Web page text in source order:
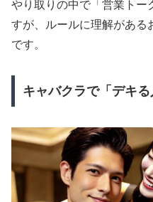
やり取りの中で「営業トー
すが、ルールに理解がある
です。
キャバクラで「デキ